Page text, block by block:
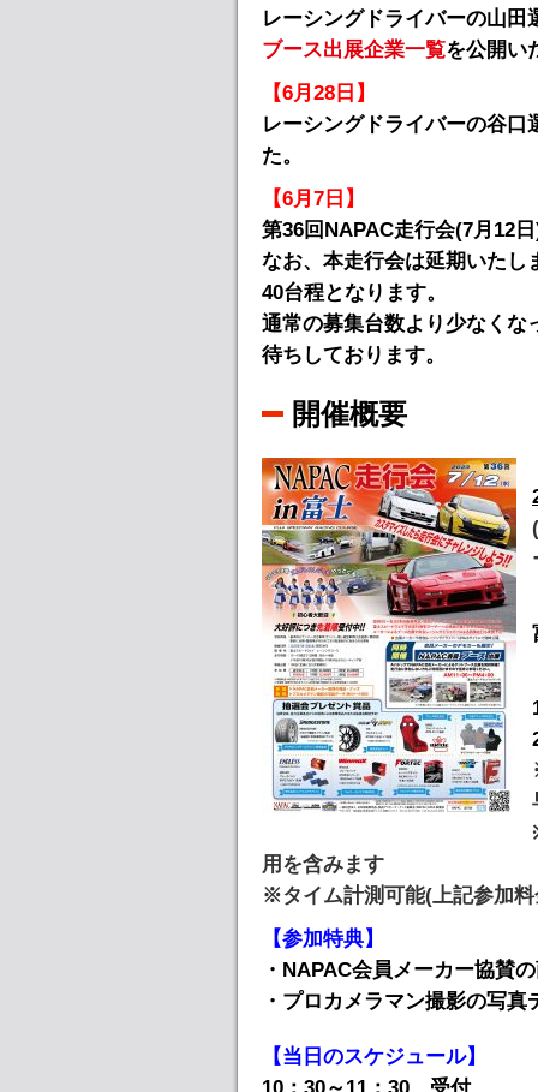
レーシングドライバーの山
ブース出展企業一覧を公開い
【6月28日】
レーシングドライバーの谷
た。
【6月7日】
第36回NAPAC走行会(7月12
なお、本走行会は延期いたし
40台程となります。
通常の募集台数より少なくな
待ちしております。
開催概要
用を含みます
※タイム計測可能(上記参加
【参加特典】
・NAPAC会員メーカー協賛
・プロカメラマン撮影の写
【当日のスケジュール】